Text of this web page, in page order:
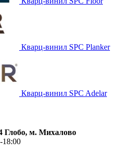
Кварц-винил SPC Planker
Кварц-винил SPC Adelar
Глобо, м. Михалово
18:00